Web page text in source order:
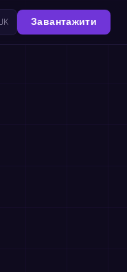
Завантажити